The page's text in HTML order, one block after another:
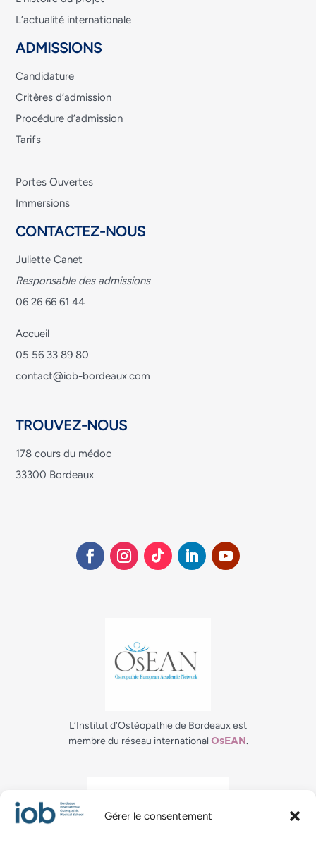
Gérer le consentement
L’actualité internationale
ADMISSIONS
Candidature
Critères d’admission
Procédure d’admission
Tarifs
Portes Ouvertes
Immersions
CONTACTEZ-NOUS
Juliette Canet
Responsable des admissions
06 26 66 61 44
Accueil
05 56 33 89 80
contact@iob-bordeaux.com
TROUVEZ-NOUS
178 cours du médoc
33300 Bordeaux
L’Institut d’Ostéopathie de Bordeaux est
membre du réseau international OsEAN .